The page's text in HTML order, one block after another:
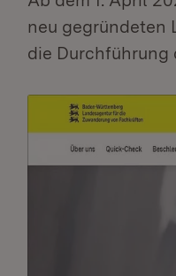
neu gegründeten
die Durchführung